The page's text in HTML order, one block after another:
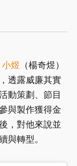
小煜 （楊奇煜）
透露威廉其實
動策劃、節目
與製作獲得金
，對他來說並
與轉型。